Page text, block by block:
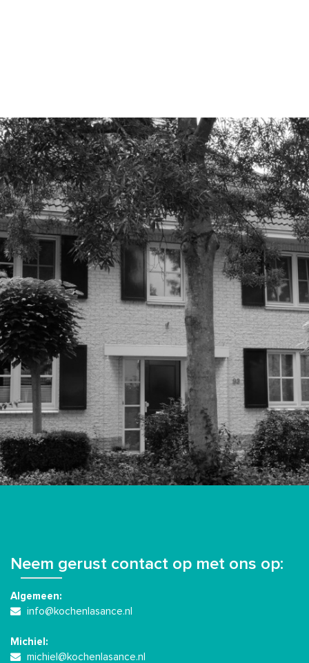
Neem gerust contact op met ons op:
Algemeen:
info@kochenlasance.nl
Michiel:
michiel@kochenlasance.nl